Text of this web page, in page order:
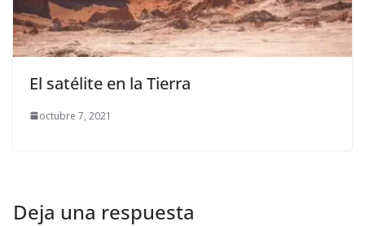
El satélite en la Tierra
octubre 7, 2021
Deja una respuesta